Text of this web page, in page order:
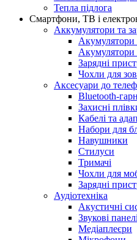
Тепла підлога
Смартфони, ТВ і
Аккумулятори та
Акумулятори
Акумулятори
Зарядні
Чохли для
Аксесуари до
Bluetooth-
Захисні
Кабелі та
Набори для
Навушники
Стилуси
Тримачі
Чохли для
Зарядні
Аудіотехніка
Акустичні
Звукові панелі
Медіаплеєри